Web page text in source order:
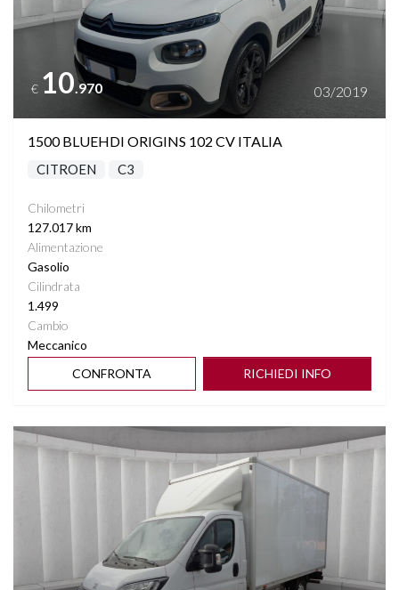
€ 10 .970 03/2019
1500 BLUEHDI ORIGINS 102 CV ITALIA
CITROEN C3
Chilometri
127.017 km
Alimentazione
Gasolio
Cilindrata
1.499
Cambio
Meccanico
CONFRONTA
RICHIEDI INFO
Vedi dettagli